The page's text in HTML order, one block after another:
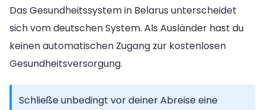
Das Gesundheitssystem in Belarus unterscheidet
sich vom deutschen System. Als Ausländer hast du
keinen automatischen Zugang zur kostenlosen
Gesundheitsversorgung.
Schließe unbedingt vor deiner Abreise eine